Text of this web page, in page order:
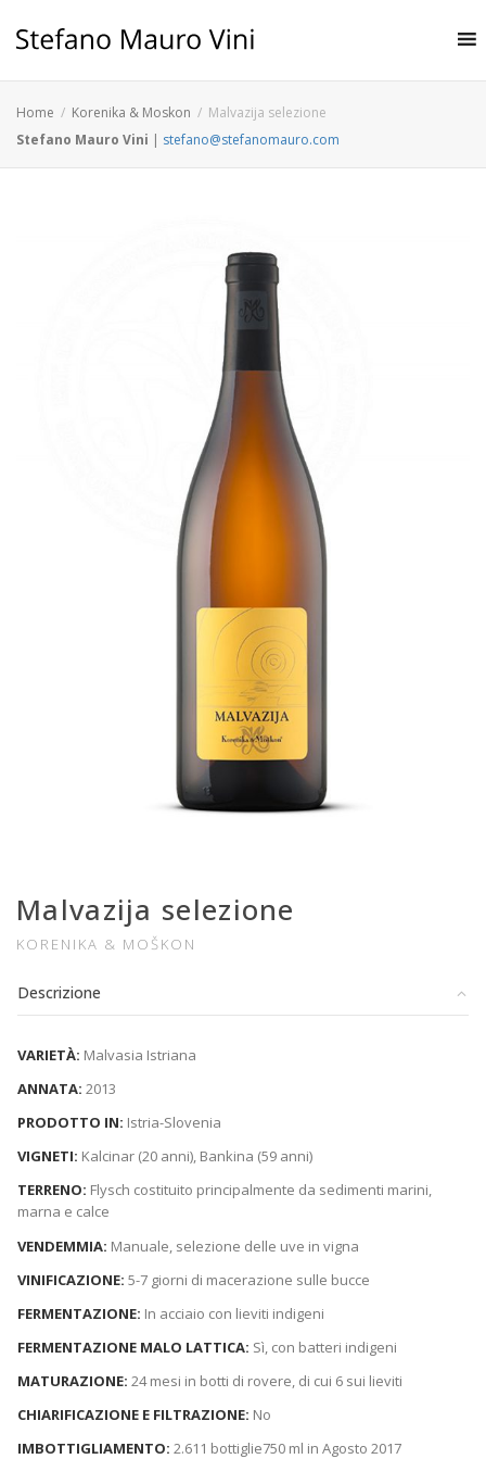
Home Korenika & Moskon
Malvazija selezione
Stefano Mauro Vini | stefano@stefanomauro.com
Malvazija selezione
KORENIKA & MOŠKON
Descrizione
VARIETÀ: Malvasia Istriana
ANNATA: 2013
PRODOTTO IN: Istria-Slovenia
VIGNETI: Kalcinar (20 anni), Bankina (59 anni)
TERRENO: Flysch costituito principalmente da sedimenti marini,
marna e calce
VENDEMMIA: Manuale, selezione delle uve in vigna
VINIFICAZIONE: 5-7 giorni di macerazione sulle bucce
FERMENTAZIONE: In acciaio con lieviti indigeni
FERMENTAZIONE MALO LATTICA: Sì, con batteri indigeni
MATURAZIONE: 24 mesi in botti di rovere, di cui 6 sui lieviti
CHIARIFICAZIONE E FILTRAZIONE: No
IMBOTTIGLIAMENTO: 2.611 bottiglie750 ml in Agosto 2017